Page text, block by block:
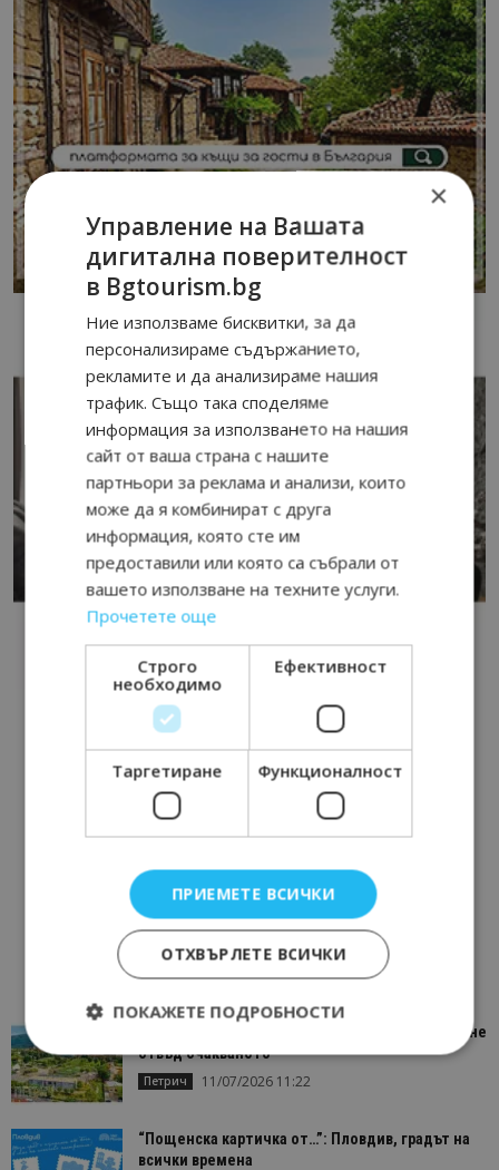
“Пощенска картичка от…”: Петрич – Изживяване
отвъд очакваното
Петрич 11/07/2026 11:22
“Пощенска картичка от…”: Пловдив, градът на
всички времена
×
Управление на Вашата
дигитална поверителност
в Bgtourism.bg
Ние използваме бисквитки, за да
персонализираме съдържанието,
рекламите и да анализираме нашия
трафик. Също така споделяме
информация за използването на нашия
сайт от ваша страна с нашите
партньори за реклама и анализи, които
може да я комбинират с друга
информация, която сте им
предоставили или която са събрали от
вашето използване на техните услуги.
Прочетете още
Строго
необходимо
Ефективност
Таргетиране Функционалност
ПРИЕМЕТЕ ВСИЧКИ
ОТХВЪРЛЕТЕ ВСИЧКИ
ПОКАЖЕТЕ ПОДРОБНОСТИ
Таргетиране
Функционалност